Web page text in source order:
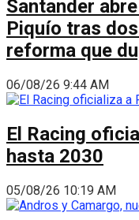
Santander
Piquío tras
reforma que
06/08/26 9:44 AM
El Racing
hasta 2030
05/08/26 10:19 AM